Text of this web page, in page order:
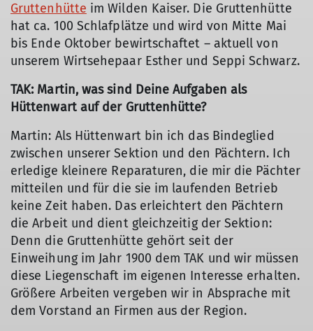
Gruttenhütte im Wilden Kaiser. Die Gruttenhütte
hat ca. 100 Schlafplätze und wird von Mitte Mai
bis Ende Oktober bewirtschaftet – aktuell von
unserem Wirtsehepaar Esther und Seppi Schwarz.
TAK: Martin, was sind Deine Aufgaben als
Hüttenwart auf der Gruttenhütte?
Martin: Als Hüttenwart bin ich das Bindeglied
zwischen unserer Sektion und den Pächtern. Ich
erledige kleinere Reparaturen, die mir die Pächter
mitteilen und für die sie im laufenden Betrieb
keine Zeit haben. Das erleichtert den Pächtern
die Arbeit und dient gleichzeitig der Sektion:
Denn die Gruttenhütte gehört seit der
Einweihung im Jahr 1900 dem TAK und wir müssen
diese Liegenschaft im eigenen Interesse erhalten.
Größere Arbeiten vergeben wir in Absprache mit
dem Vorstand an Firmen aus der Region.